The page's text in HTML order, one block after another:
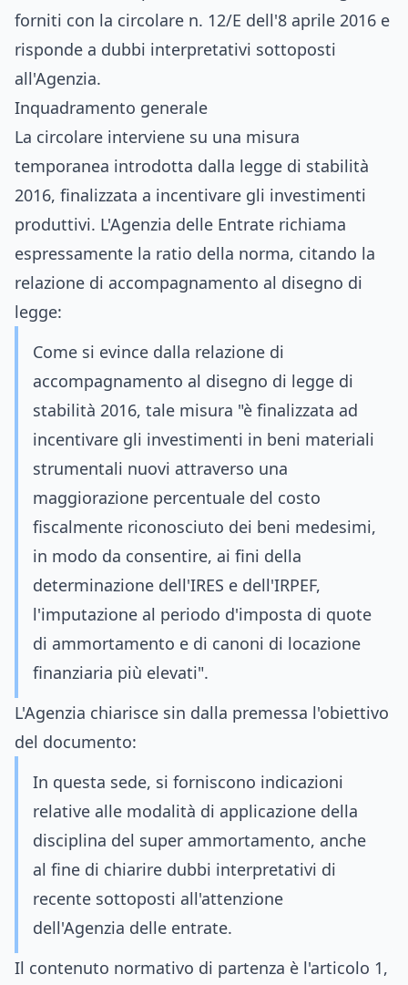
forniti con la circolare n. 12/E dell'8 aprile 2016 e
risponde a dubbi interpretativi sottoposti
all'Agenzia.
Inquadramento generale
La circolare interviene su una misura
temporanea introdotta dalla legge di stabilità
2016, finalizzata a incentivare gli investimenti
produttivi. L'Agenzia delle Entrate richiama
espressamente la ratio della norma, citando la
relazione di accompagnamento al disegno di
legge:
Come si evince dalla relazione di
accompagnamento al disegno di legge di
stabilità 2016, tale misura "è finalizzata ad
incentivare gli investimenti in beni materiali
strumentali nuovi attraverso una
maggiorazione percentuale del costo
fiscalmente riconosciuto dei beni medesimi,
in modo da consentire, ai fini della
determinazione dell'IRES e dell'IRPEF,
l'imputazione al periodo d'imposta di quote
di ammortamento e di canoni di locazione
finanziaria più elevati".
L'Agenzia chiarisce sin dalla premessa l'obiettivo
del documento:
In questa sede, si forniscono indicazioni
relative alle modalità di applicazione della
disciplina del super ammortamento, anche
al fine di chiarire dubbi interpretativi di
recente sottoposti all'attenzione
dell'Agenzia delle entrate.
Il contenuto normativo di partenza è l'articolo 1,